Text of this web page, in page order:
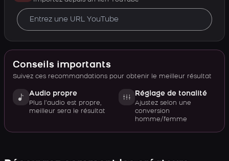
Conseils importants
Suivez ces recommandations pour obtenir le meilleur résultat
Audio propre
Plus l’audio est propre,
meilleur sera le résultat
Réglage de tonalité
Ajustez selon une
conversion
homme/femme